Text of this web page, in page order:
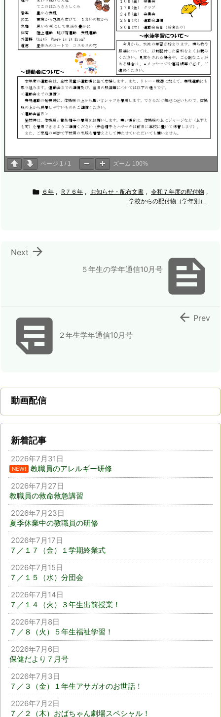
ページ 1 / 1 ズーム 100%
 ６年 , R７６年 , お知らせ・配布文書 , 令和７年度の配付物 ,
学校からの配付物（学年別）

５年生の学年通信10月号

Next
 ２年生学年通信10月号
 Prev
動画配信
新着記事
2026年7月31日
NEW!
教職員のアレルギー研修
2026年7月27日
教職員の救命救急講習
2026年7月23日
夏季休業中の教職員の研修
2026年7月17日
７／１７（金）１学期終業式
2026年7月15日
７／１５（水）分団会
2026年7月14日
７／１４（火）３年生出前授業！
2026年7月8日
７／８（火）５年生福祉学習！
2026年7月6日
保健だより７月号
2026年7月3日
７／３（金）１年生アサガオのお世話！
2026年7月2日
７／２（木）おばちゃん劇場スペシャル！